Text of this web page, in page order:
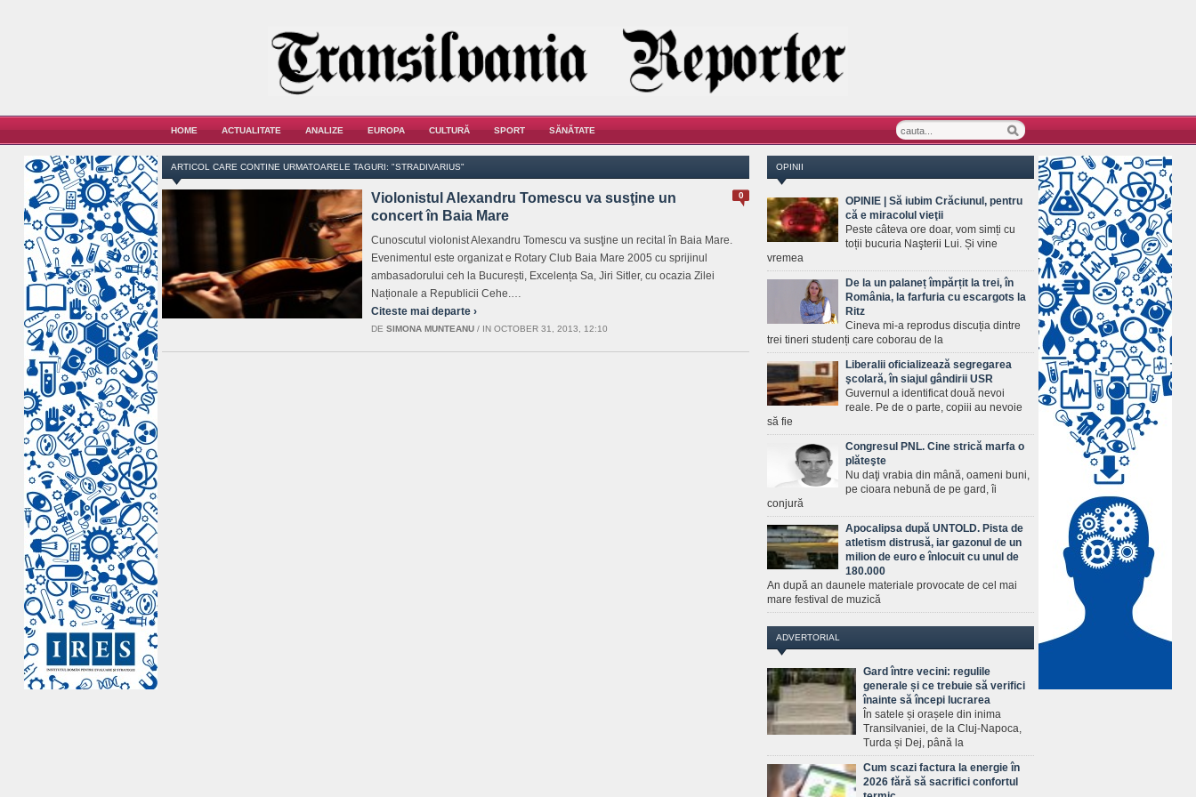
HOME ACTUALITATE ANALIZE EUROPA CULTURĂ SPORT SĂNĂTATE
ARTICOL CARE CONTINE URMATOARELE TAGURI: "STRADIVARIUS"
0
Violonistul Alexandru Tomescu va susţine un
concert în Baia Mare
Cunoscutul violonist Alexandru Tomescu va susţine un recital în Baia Mare.
Evenimentul este organizat e Rotary Club Baia Mare 2005 cu sprijinul
ambasadorului ceh la București, Excelența Sa, Jiri Sitler, cu ocazia Zilei
Naționale a Republicii Cehe.…
Citeste mai departe ›
DE SIMONA MUNTEANU / IN OCTOBER 31, 2013, 12:10
OPINII
OPINIE | Să iubim Crăciunul, pentru
că e miracolul vieţii
Peste câteva ore doar, vom simți cu
toții bucuria Naşterii Lui. Și vine
vremea
De la un palaneț împărțit la trei, în
România, la farfuria cu escargots la
Ritz
Cineva mi-a reprodus discuția dintre
trei tineri studenți care coborau de la
Liberalii oficializează segregarea
şcolară, în siajul gândirii USR
Guvernul a identificat două nevoi
reale. Pe de o parte, copiii au nevoie
să fie
Congresul PNL. Cine strică marfa o
plăteşte
Nu daţi vrabia din mână, oameni buni,
pe cioara nebună de pe gard, îi
conjură
Apocalipsa după UNTOLD. Pista de
atletism distrusă, iar gazonul de un
milion de euro e înlocuit cu unul de
180.000
An după an daunele materiale provocate de cel mai
mare festival de muzică
ADVERTORIAL
Gard între vecini: regulile
generale și ce trebuie să verifici
înainte să începi lucrarea
În satele și orașele din inima
Transilvaniei, de la Cluj-Napoca,
Turda și Dej, până la
Cum scazi factura la energie în
2026 fără să sacrifici confortul